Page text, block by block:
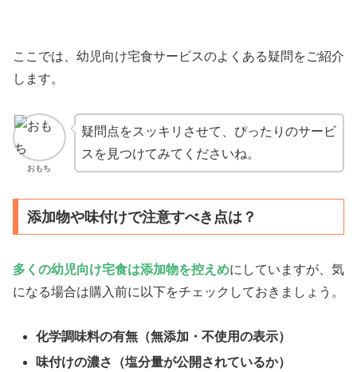
ここでは、幼児向け宅食サービスのよくある疑問をご紹介
します。
おもち
疑問点をスッキリさせて、ぴったりのサービ
スを見つけてみてくださいね。
添加物や味付けで注意すべき点は？
多くの幼児向け宅食は添加物を控えめにしていますが、気
になる場合は購入前に以下をチェックしておきましょう。
化学調味料の有無（無添加・不使用の表示）
味付けの濃さ（塩分量が公開されているか）